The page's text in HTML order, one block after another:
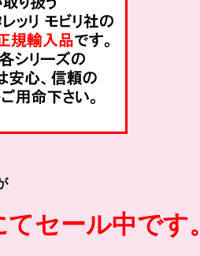
セール中です。